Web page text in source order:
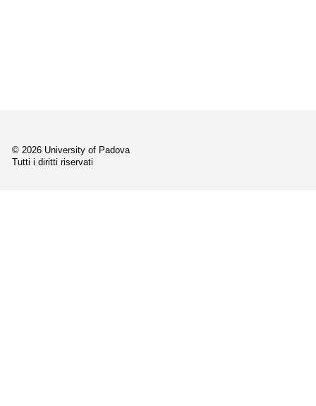
© 2026 University of Padova
Tutti i diritti riservati